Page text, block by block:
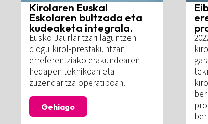
Kirolaren Euskal
Eskolaren bultzada eta
kudeaketa integrala.
Eusko Jaurlaritzari laguntzen
diogu kirol-prestakuntzan
erreferentziako erakundearen
hedapen teknikoan eta
zuzendaritza operatiboan.
Gehiago